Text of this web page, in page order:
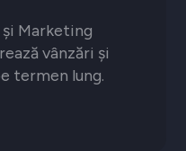
Marketing
vânzări și
termen lung.